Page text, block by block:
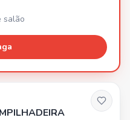
equipe. Se você
esta vaga pode
salão